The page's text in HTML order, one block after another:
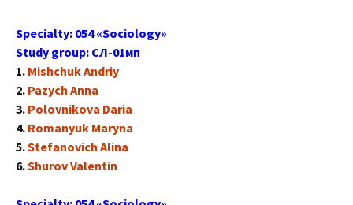
Specialty: 054 «Sociology»
Study group: СЛ-01мп
1. Mishchuk Andriy
2. Pazych Anna
3. Polovnikova Daria
4. Romanyuk Maryna
5.Stefanovich Alina
6.Shurov Valentin